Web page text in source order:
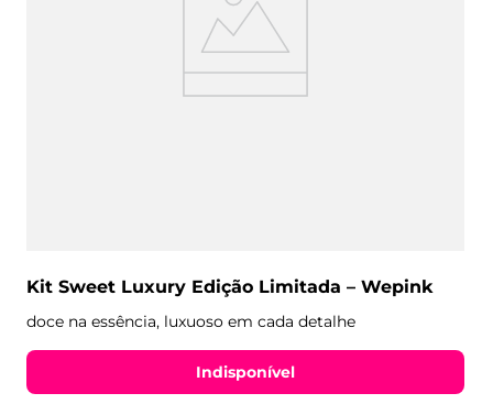
Kit Sweet Luxury Edição Limitada – Wepink
doce na essência, luxuoso em cada detalhe
Indisponível